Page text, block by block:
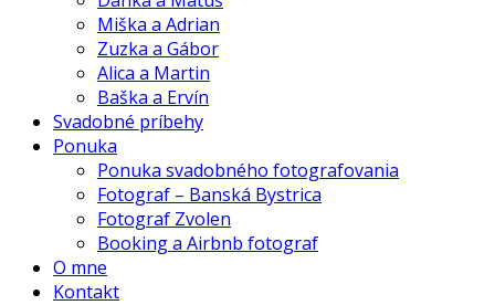
Miška a Adrian
Zuzka a Gábor
Alica a Martin
Baška a Ervín
Svadobné príbehy
Ponuka
Ponuka svadobného fotografovania
Fotograf – Banská Bystrica
Fotograf Zvolen
Booking a Airbnb fotograf
O mne
Kontakt